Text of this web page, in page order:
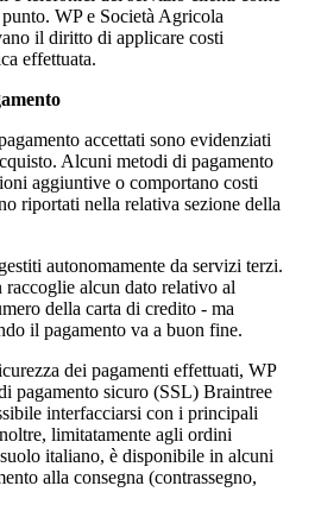
WP e Società Agricola
il diritto di applicare costi
effettuata.
accettati sono evidenziati
Alcuni metodi di pagamento
aggiuntive o comportano costi
riportati nella relativa sezione della
autonomamente da servizi terzi.
alcun dato relativo al
della carta di credito - ma
il pagamento va a buon fine.
dei pagamenti effettuati, WP
pagamento sicuro (SSL) Braintree
interfacciarsi con i principali
limitatamente agli ordini
italiano, è disponibile in alcuni
alla consegna (contrassegno,